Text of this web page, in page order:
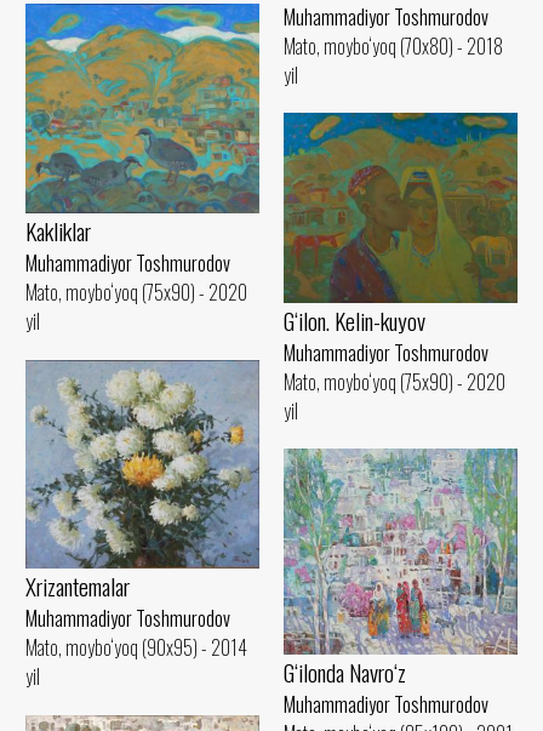
Muhammadiyor Toshmurodov
Mato, moybo‘yoq (70x80) - 2018
yil
Kakliklar
Muhammadiyor Toshmurodov
Mato, moybo‘yoq (75x90) - 2020
yil
G‘ilon. Kelin-kuyov
Muhammadiyor Toshmurodov
Mato, moybo‘yoq (75x90) - 2020
yil
Xrizantemalar
Muhammadiyor Toshmurodov
Mato, moybo‘yoq (90x95) - 2014
yil
G‘ilonda Navro‘z
Muhammadiyor Toshmurodov